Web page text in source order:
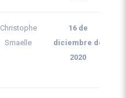
Christophe
Smaelle
16 de
diciembre de
2020